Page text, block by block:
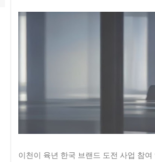
이천이 육년 한국 브랜드 도전 사업 참